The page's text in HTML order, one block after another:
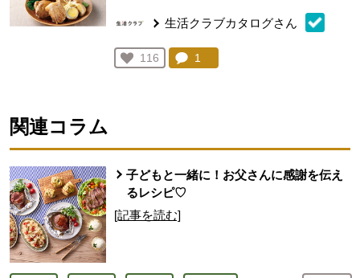
生活クラブカタログさん
お気に入り登録：
116
人が登録
コメント：
1
関連コラム
子どもと一緒に！お父さんに感謝を伝え
るレシピ♡
[記事を読む]